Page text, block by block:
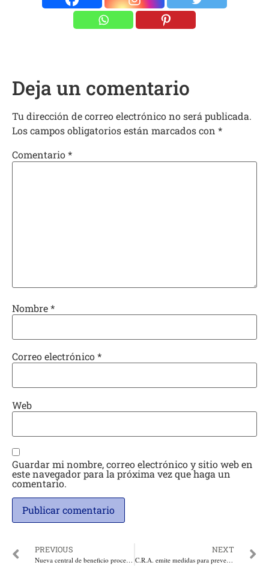
Deja un comentario
Tu dirección de correo electrónico no será publicada.
Los campos obligatorios están marcados con *
Comentario*
Nombre*
Correo electrónico*
Web
Guardar mi nombre, correo electrónico y sitio web en
este navegador para la próxima vez que haga un
comentario.
PREVIOUS
Nueva central de beneficio procesará 35.000 kilos de café al día, esto es, más de medio millón de tintos
NEXT
C.R.A. emite medidas para prevenir impactos ambientales por Fenómeno de El Niño en el Atlántico